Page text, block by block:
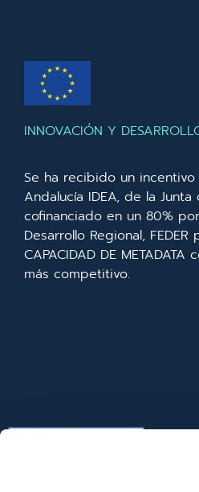
INNOVACIÓN Y
Se ha recibido un
Andalucía IDEA, de la
cofinanciado en un 80%
Desarrollo Regional,
CAPACIDAD DE
más competitivo.